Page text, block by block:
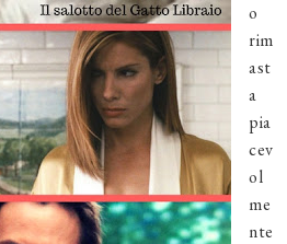
o
rim
ast
a
pia
cev
ol
me
nte